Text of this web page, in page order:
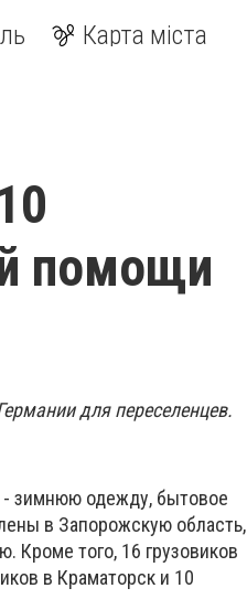
Карта міста
помощи
для переселенцев.
- зимнюю одежду, бытовое
в Запорожскую область,
Кроме того, 16 грузовиков
в Краматорск и 10